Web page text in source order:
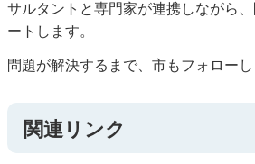
サルタントと専門家が連携しながら
ートします。
問題が解決するまで、市もフォローし
関連リンク